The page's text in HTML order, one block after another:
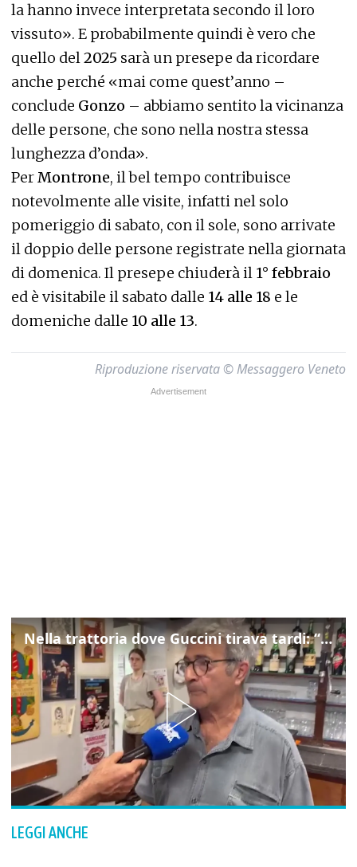
la hanno invece interpretata secondo il loro
vissuto». E probabilmente quindi è vero che
quello del2025 sarà un presepe da ricordare
anche perché «mai come quest’anno –
conclude Gonzo – abbiamo sentito la vicinanza
delle persone, che sono nella nostra stessa
lunghezza d’onda».
PerMontrone, il bel tempo contribuisce
notevolmente alle visite, infatti nel solo
pomeriggio di sabato, con il sole, sono arrivate
il doppio delle persone registrate nella giornata
di domenica. Il presepe chiuderà il 1° febbraio
ed è visitabile il sabato dalle 14 alle 18 e le
domeniche dalle 10 alle 13.
Riproduzione riservata © Messaggero Veneto
Nella trattoria dove Guccini tirava tardi: “Qua viveva di notte”
LEGGI ANCHE